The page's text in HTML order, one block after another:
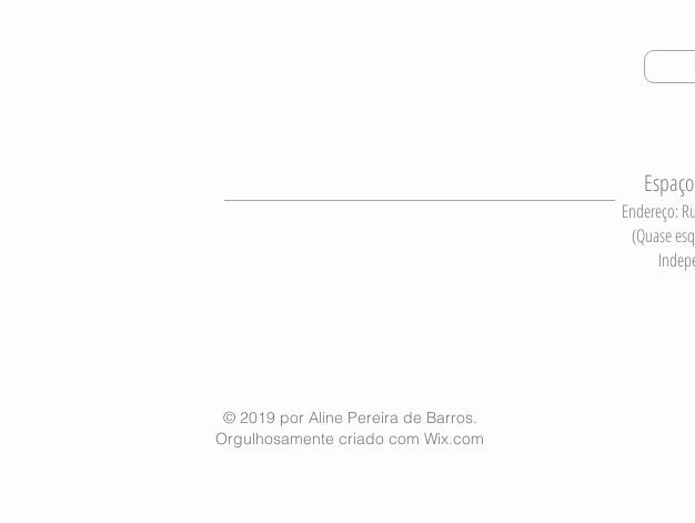
Endereço:
(Quase
© 2019 por Aline Pereira de Barros.
Orgulhosamente criado com Wix.com